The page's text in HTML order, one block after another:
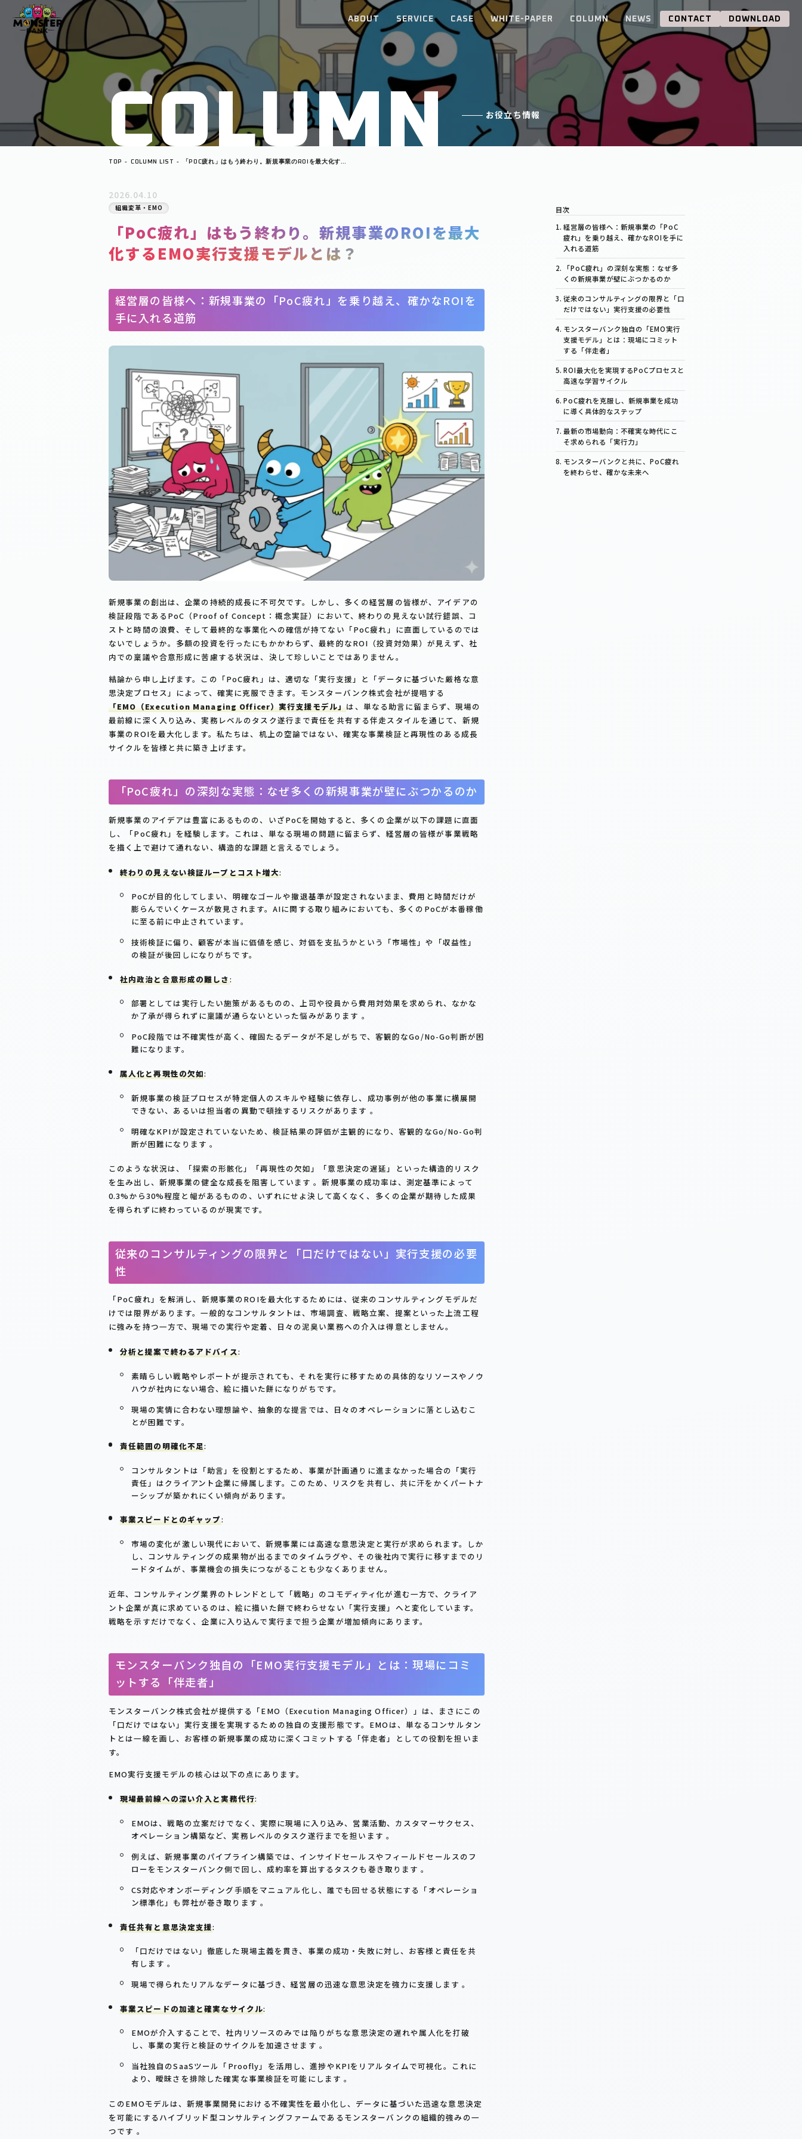
ABOUT SERVICE CASE WHITE-PAPER COLUMN NEWS CONTACT DOWNLOAD
COLUMN お役立ち情報
TOP COLUMN LIST
「POC疲れ」はもう終わり。新規事業のROIを最大化する
2026.04.10
組織変革・EMO
「PoC疲れ」はもう終わり。新規事業のROIを最大
化するEMO実行支援モデルとは？
経営層の皆様へ：新規事業の「PoC疲れ」を乗り越え、確かなROIを
手に入れる道筋
新規事業の創出は、企業の持続的成長に不可欠です。しかし、多くの経営層の皆様が、アイデアの
検証段階であるPoC（Proof of Concept：概念実証）において、終わりの見えない試行錯誤、コ
ストと時間の浪費、そして最終的な事業化への確信が持てない「PoC疲れ」に直面しているのでは
ないでしょうか。多額の投資を行ったにもかかわらず、最終的なROI（投資対効果）が見えず、社
内での稟議や合意形成に苦慮する状況は、決して珍しいことではありません。
結論から申し上げます。この「PoC疲れ」は、適切な「実行支援」と「データに基づいた厳格な意
思決定プロセス」によって、確実に克服できます。モンスターバンク株式会社が提唱する
「EMO（Execution Managing Officer）実行支援モデル」 は、単なる助言に留まらず、現場の
最前線に深く入り込み、実務レベルのタスク遂行まで責任を共有する伴走スタイルを通じて、新規
事業のROIを最大化します。私たちは、机上の空論ではない、確実な事業検証と再現性のある成長
サイクルを皆様と共に築き上げます。
「PoC疲れ」の深刻な実態：なぜ多くの新規事業が壁にぶつかるのか
新規事業のアイデアは豊富にあるものの、いざPoCを開始すると、多くの企業が以下の課題に直面
し、「PoC疲れ」を経験します。これは、単なる現場の問題に留まらず、経営層の皆様が事業戦略
を描く上で避けて通れない、構造的な課題と言えるでしょう。
終わりの見えない検証ループとコスト増大:
PoCが目的化してしまい、明確なゴールや撤退基準が設定されないまま、費用と時間だけが
膨らんでいくケースが散見されます。AIに関する取り組みにおいても、多くのPoCが本番稼働
に至る前に中止されています。
技術検証に偏り、顧客が本当に価値を感じ、対価を支払うかという「市場性」や「収益性」
の検証が後回しになりがちです。
社内政治と合意形成の難しさ :
部署としては実行したい施策があるものの、上司や役員から費用対効果を求められ、なかな
か了承が得られずに稟議が通らないといった悩みがあります 。
PoC段階では不確実性が高く、確固たるデータが不足しがちで、客観的なGo/No-Go判断が困
難になります。
属人化と再現性の欠如:
新規事業の検証プロセスが特定個人のスキルや経験に依存し、成功事例が他の事業に横展開
できない、あるいは担当者の異動で頓挫するリスクがあります 。
明確なKPIが設定されていないため、検証結果の評価が主観的になり、客観的なGo/No-Go判
断が困難になります 。
このような状況は、「探索の形骸化」「再現性の欠如」「意思決定の遅延」といった構造的リスク
を生み出し、新規事業の健全な成長を阻害しています 。新規事業の成功率は、測定基準によって
0.3%から30%程度と幅があるものの、いずれにせよ決して高くなく、多くの企業が期待した成果
を得られずに終わっているのが現実です。
従来のコンサルティングの限界と「口だけではない」実行支援の必要
性
「PoC疲れ」を解消し、新規事業のROIを最大化するためには、従来のコンサルティングモデルだ
けでは限界があります。一般的なコンサルタントは、市場調査、戦略立案、提案といった上流工程
に強みを持つ一方で、現場での実行や定着、日々の泥臭い業務への介入は得意としません。
分析と提案で終わるアドバイス:
素晴らしい戦略やレポートが提示されても、それを実行に移すための具体的なリソースやノウ
ハウが社内にない場合、絵に描いた餅になりがちです。
現場の実情に合わない理想論や、抽象的な提言では、日々のオペレーションに落とし込むこ
とが困難です。
責任範囲の明確化不足:
コンサルタントは「助言」を役割とするため、事業が計画通りに進まなかった場合の「実行
責任」はクライアント企業に帰属します。このため、リスクを共有し、共に汗をかくパートナ
ーシップが築かれにくい傾向があります。
事業スピードとのギャップ:
市場の変化が激しい現代において、新規事業には高速な意思決定と実行が求められます。しか
し、コンサルティングの成果物が出るまでのタイムラグや、その後社内で実行に移すまでのリ
ードタイムが、事業機会の損失につながることも少なくありません。
近年、コンサルティング業界のトレンドとして「戦略」のコモディティ化が進む一方で、クライア
ント企業が真に求めているのは、絵に描いた餅で終わらせない「実行支援」へと変化しています。
戦略を示すだけでなく、企業に入り込んで実行まで担う企業が増加傾向にあります。
モンスターバンク独自の「EMO実行支援モデル」とは：現場にコミ
ットする「伴走者」
モンスターバンク株式会社が提供する「EMO（Execution Managing Officer）」は、まさにこの
「口だけではない」実行支援を実現するための独自の支援形態です。EMOは、単なるコンサルタン
トとは一線を画し、お客様の新規事業の成功に深くコミットする「伴走者」としての役割を担いま
す。
EMO実行支援モデルの核心は以下の点にあります。
現場最前線への深い介入と実務代行:
EMOは、戦略の立案だけでなく、実際に現場に入り込み、営業活動、カスタマーサクセス、
オペレーション構築など、実務レベルのタスク遂行までを担います 。
例えば、新規事業のパイプライン構築では、インサイドセールスやフィールドセールスのフ
ローをモンスターバンク側で回し、成約率を算出するタスクも巻き取ります 。
CS対応やオンボーディング手順をマニュアル化し、誰でも回せる状態にする「オペレーショ
ン標準化」も弊社が巻き取ります 。
責任共有と意思決定支援:
「口だけではない」徹底した現場主義を貫き、事業の成功・失敗に対し、お客様と責任を共
有します 。
現場で得られたリアルなデータに基づき、経営層の迅速な意思決定を強力に支援します 。
事業スピードの加速と確実なサイクル:
EMOが介入することで、社内リソースのみでは陥りがちな意思決定の遅れや属人化を打破
し、事業の実行と検証のサイクルを加速させます 。
当社独自のSaaSツール「Proofly」を活用し、進捗やKPIをリアルタイムで可視化。これに
より、曖昧さを排除した確実な事業検証を可能にします 。
このEMOモデルは、新規事業開発における不確実性を最小化し、データに基づいた迅速な意思決定
を可能にするハイブリッド型コンサルティングファームであるモンスターバンクの組織的強みの一
つです 。
経営層の皆様へ：新規事業の「PoC
疲れ」を乗り越え、確かなROIを手に
入れる道筋
「PoC疲れ」の深刻な実態：なぜ多
くの新規事業が壁にぶつかるのか
従来のコンサルティングの限界と「口
だけではない」実行支援の必要性
モンスターバンク独自の「EMO実行
支援モデル」とは：現場にコミット
する「伴走者」
ROI最大化を実現するPoCプロセスと
高速な学習サイクル
PoC疲れを克服し、新規事業を成功
に導く具体的なステップ
最新の市場動向：不確実な時代にこ
そ求められる「実行力」
モンスターバンクと共に、PoC疲れ
を終わらせ、確かな未来へ